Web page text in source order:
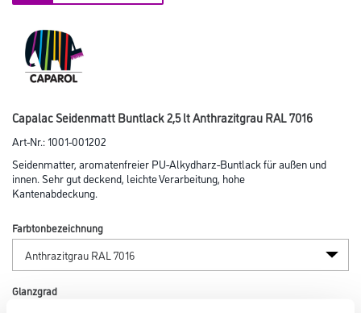
Capalac Seidenmatt Buntlack 2,5 lt Anthrazitgrau RAL 7016
Art-Nr.:1001-001202
Seidenmatter, aromatenfreier PU-Alkydharz-Buntlack für außen und
innen. Sehr gut deckend, leichte Verarbeitung, hohe
Kantenabdeckung.
Farbtonbezeichnung
Glanzgrad